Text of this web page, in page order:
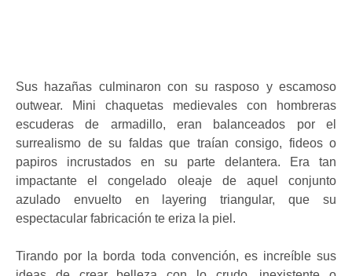
Sus hazañas culminaron con su rasposo y escamoso
outwear. Mini chaquetas medievales con hombreras
escuderas de armadillo, eran balanceados por el
surrealismo de su faldas que traían consigo, fideos o
papiros incrustados en su parte delantera. Era tan
impactante el congelado oleaje de aquel conjunto
azulado envuelto en layering triangular, que su
espectacular fabricación te eriza la piel.
Tirando por la borda toda convención, es increíble sus